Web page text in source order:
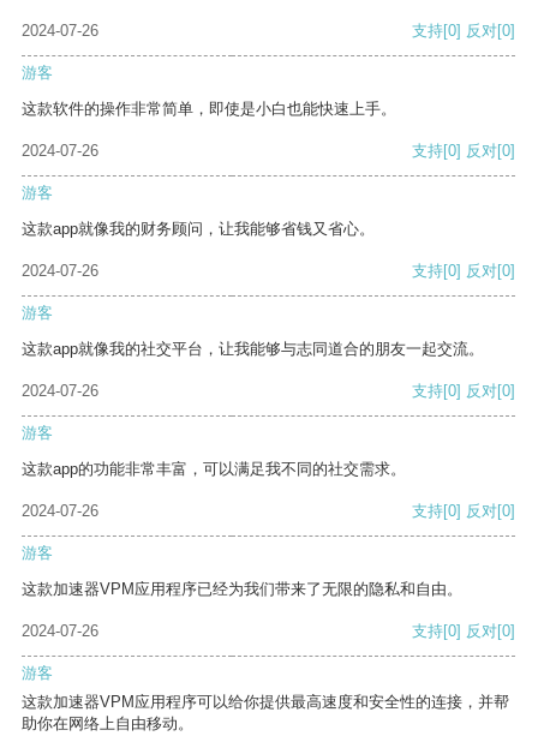
2024-07-26 支持[0] 反对[0]
游客
这款软件的操作非常简单，即使是小白也能快速上手。
2024-07-26 支持[0] 反对[0]
游客
这款app就像我的财务顾问，让我能够省钱又省心。
2024-07-26 支持[0] 反对[0]
游客
这款app就像我的社交平台，让我能够与志同道合的朋友一起交流。
2024-07-26 支持[0] 反对[0]
游客
这款app的功能非常丰富，可以满足我不同的社交需求。
2024-07-26 支持[0] 反对[0]
游客
这款加速器VPM应用程序已经为我们带来了无限的隐私和自由。
2024-07-26 支持[0] 反对[0]
游客
这款加速器VPM应用程序可以给你提供最高速度和安全性的连接，并帮
助你在网络上自由移动。